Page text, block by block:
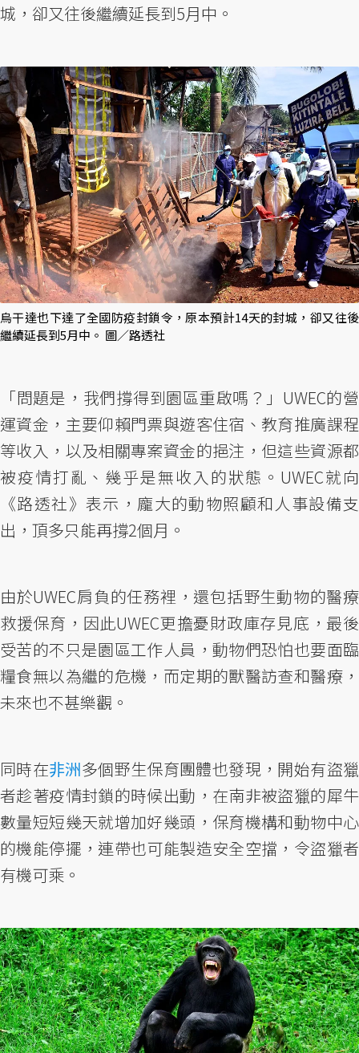
城，卻又往後繼續延長到5月中。
烏干達也下達了全國防疫封鎖令，原本預計14天的封城，卻又往後
繼續延長到5月中。 圖／路透社
「問題是，我們撐得到園區重啟嗎？」UWEC的營
運資金，主要仰賴門票與遊客住宿、教育推廣課程
等收入，以及相關專案資金的挹注，但這些資源都
被疫情打亂、幾乎是無收入的狀態。UWEC就向
《路透社》表示，龐大的動物照顧和人事設備支
出，頂多只能再撐2個月。
由於UWEC肩負的任務裡，還包括野生動物的醫療
救援保育，因此UWEC更擔憂財政庫存見底，最後
受苦的不只是園區工作人員，動物們恐怕也要面臨
糧食無以為繼的危機，而定期的獸醫訪查和醫療，
未來也不甚樂觀。
同時在非洲多個野生保育團體也發現，開始有盜獵
者趁著疫情封鎖的時候出動，在南非被盜獵的犀牛
數量短短幾天就增加好幾頭，保育機構和動物中心
的機能停擺，連帶也可能製造安全空擋，令盜獵者
有機可乘。